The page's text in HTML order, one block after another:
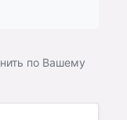
по Вашему